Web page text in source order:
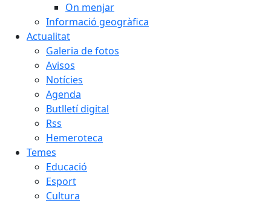
On menjar
Informació geogràfica
Actualitat
Galeria de fotos
Avisos
Notícies
Agenda
Butlletí digital
Rss
Hemeroteca
Temes
Educació
Esport
Cultura